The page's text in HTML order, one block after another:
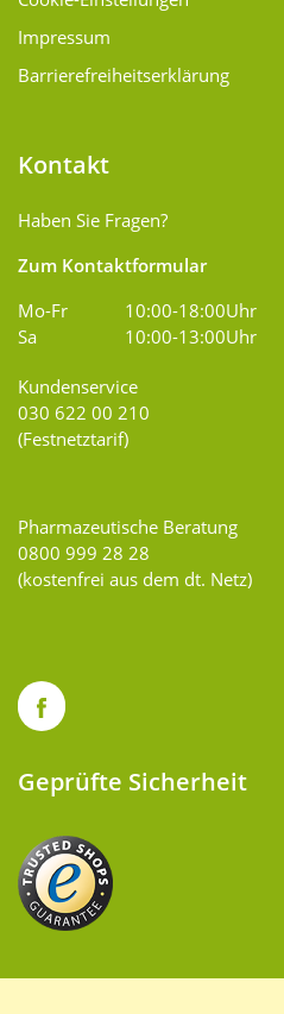
Impressum
Barrierefreiheitserklärung
Kontakt
Haben Sie Fragen?
Zum Kontaktformular
Mo-Fr
10:00-18:00Uhr
Sa
10:00-13:00Uhr
Kundenservice
030 622 00 210
(Festnetztarif)
Pharmazeutische Beratung
0800 999 28 28
(kostenfrei aus dem dt. Netz)
Geprüfte Sicherheit